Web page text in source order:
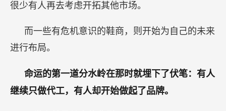
很少有人再去考虑开拓其他市场。
而一些有危机意识的鞋商，则开始为自己的未来
进行布局。
命运的第一道分水岭在那时就埋下了伏笔：有人
继续只做代工，有人却开始做起了品牌。